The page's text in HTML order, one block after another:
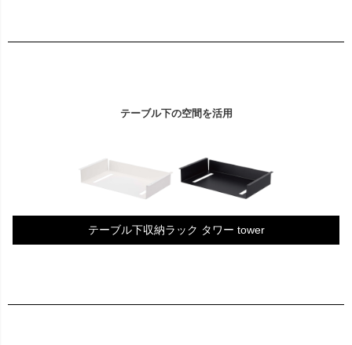
テーブル下の空間を活用
テーブル下収納ラック タワー tower